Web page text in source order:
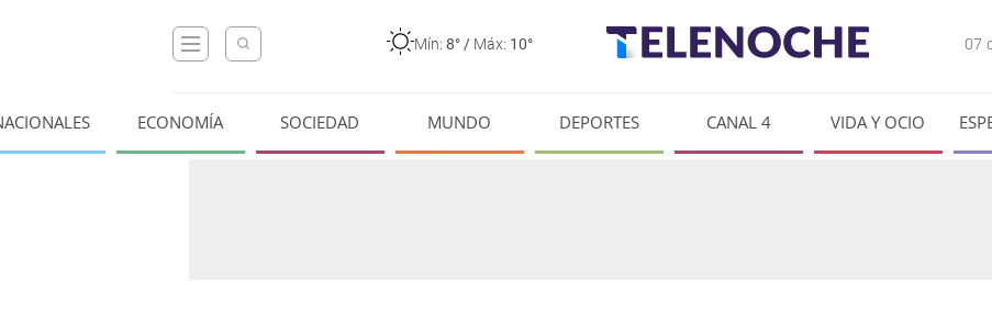
Mín: 8° / Máx: 10°
ECONOMÍA SOCIEDAD MUNDO DEPORTES CANAL 4 VIDA Y OCIO